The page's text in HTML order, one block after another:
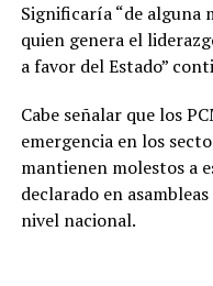
Significaría “de alguna
quien genera el
a favor del Estado”
Cabe señalar que los
emergencia en los
mantienen molestos a
declarado en
nivel nacional.